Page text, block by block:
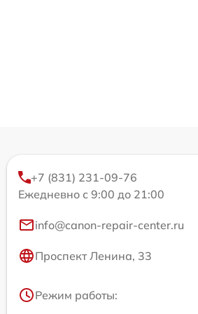
+7 (831) 231-09-76
Ежедневно с 9:00 до 21:00
info@canon-repair-center.ru
Проспект Ленина, 33
Режим работы: